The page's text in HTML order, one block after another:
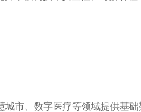
市、数字医疗等领域提供基础